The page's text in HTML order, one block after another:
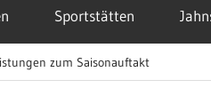
Sportstätten
zum Saisonauftakt